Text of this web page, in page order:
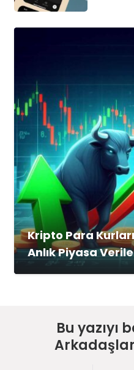
Kripto Para
Anlık Piyasa
Bu yazıyı